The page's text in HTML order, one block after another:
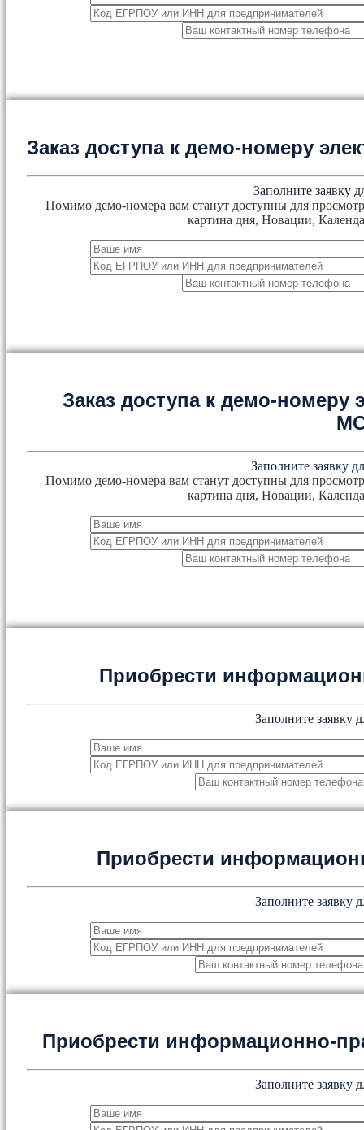
Заказ доступа к демо-номеру
Заполните заявку
Помимо демо-номера вам станут доступны для
картина дня, Новации,
Заказ доступа к демо-номеру
Заполните заявку
Помимо демо-номера вам станут доступны для
картина дня, Новации,
Приобрести
Заполните заявку
Приобрести
Заполните заявку
Приобрести информационно-
Заполните заявку